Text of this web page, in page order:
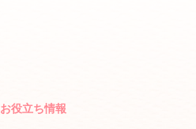
お役立ち情報